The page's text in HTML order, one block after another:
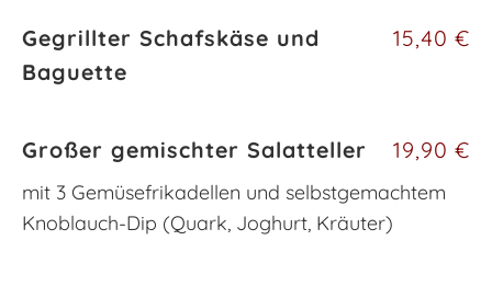
Gegrillter Schafskäse und
Baguette
15,40 €
Großer gemischter Salatteller 19,90 €
mit 3 Gemüsefrikadellen und selbstgemachtem
Knoblauch-Dip (Quark, Joghurt, Kräuter)